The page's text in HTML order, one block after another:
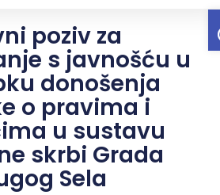
poziv za
s javnošću u
donošenja
o pravima i
u sustavu
skrbi Grada
Sela